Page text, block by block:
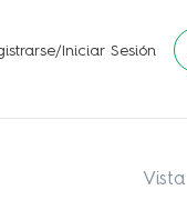
Iniciar Sesión
Vista